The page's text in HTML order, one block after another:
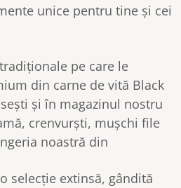
unice pentru tine și cei
pe care le
din carne de vită Black
și în magazinul nostru
crenvurști, mușchi file
noastră din
selecție extinsă, gândită